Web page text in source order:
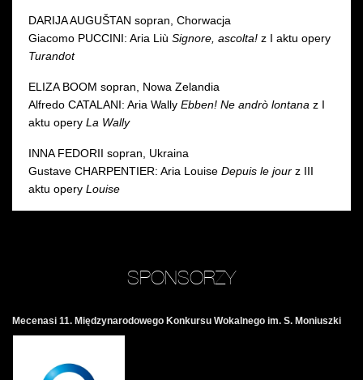
DARIJA AUGUŠTAN sopran, Chorwacja
Giacomo PUCCINI: Aria Liù Signore, ascolta! z I aktu opery
Turandot
ELIZA BOOM sopran, Nowa Zelandia
Alfredo CATALANI: Aria Wally Ebben! Ne andrò lontana z I
aktu opery La Wally
INNA FEDORII sopran, Ukraina
Gustave CHARPENTIER: Aria Louise Depuis le jour z III
aktu opery Louise
SPONSORZY
Mecenasi 11. Międzynarodowego Konkursu Wokalnego im. S. Moniuszki